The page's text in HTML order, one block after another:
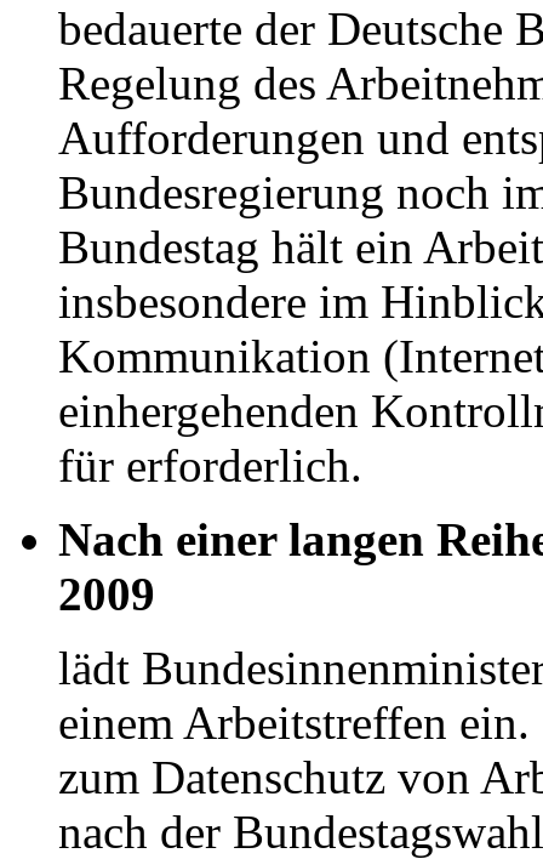
bedauerte der Deutsche
Regelung des
Aufforderungen und
Bundesregierung noch
Bundestag hält ein
insbesondere im
Kommunikation
einhergehenden
für erforderlich.
Nach einer langen
2009
lädt
einem Arbeitstreffen
zum Datenschutz von
nach der